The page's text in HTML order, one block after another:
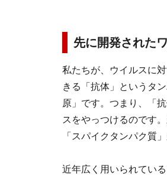
先に開発された
私たちが、ウイルスに
きる「抗体」というタ
原」です。つまり、「
スをやっつけるのです
「スパイクタンパク質
近年広く用いられてい